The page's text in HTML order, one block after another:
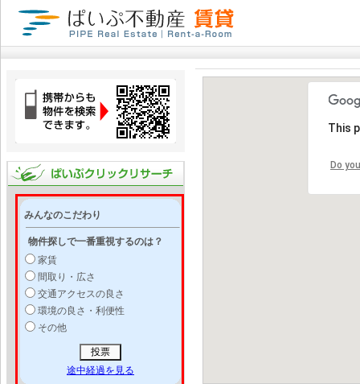
みんなのこだわり
物件探しで一番重視するのは？
家賃
間取り・広さ
交通アクセスの良さ
環境の良さ・利便性
その他
途中経過を見る
This
Do